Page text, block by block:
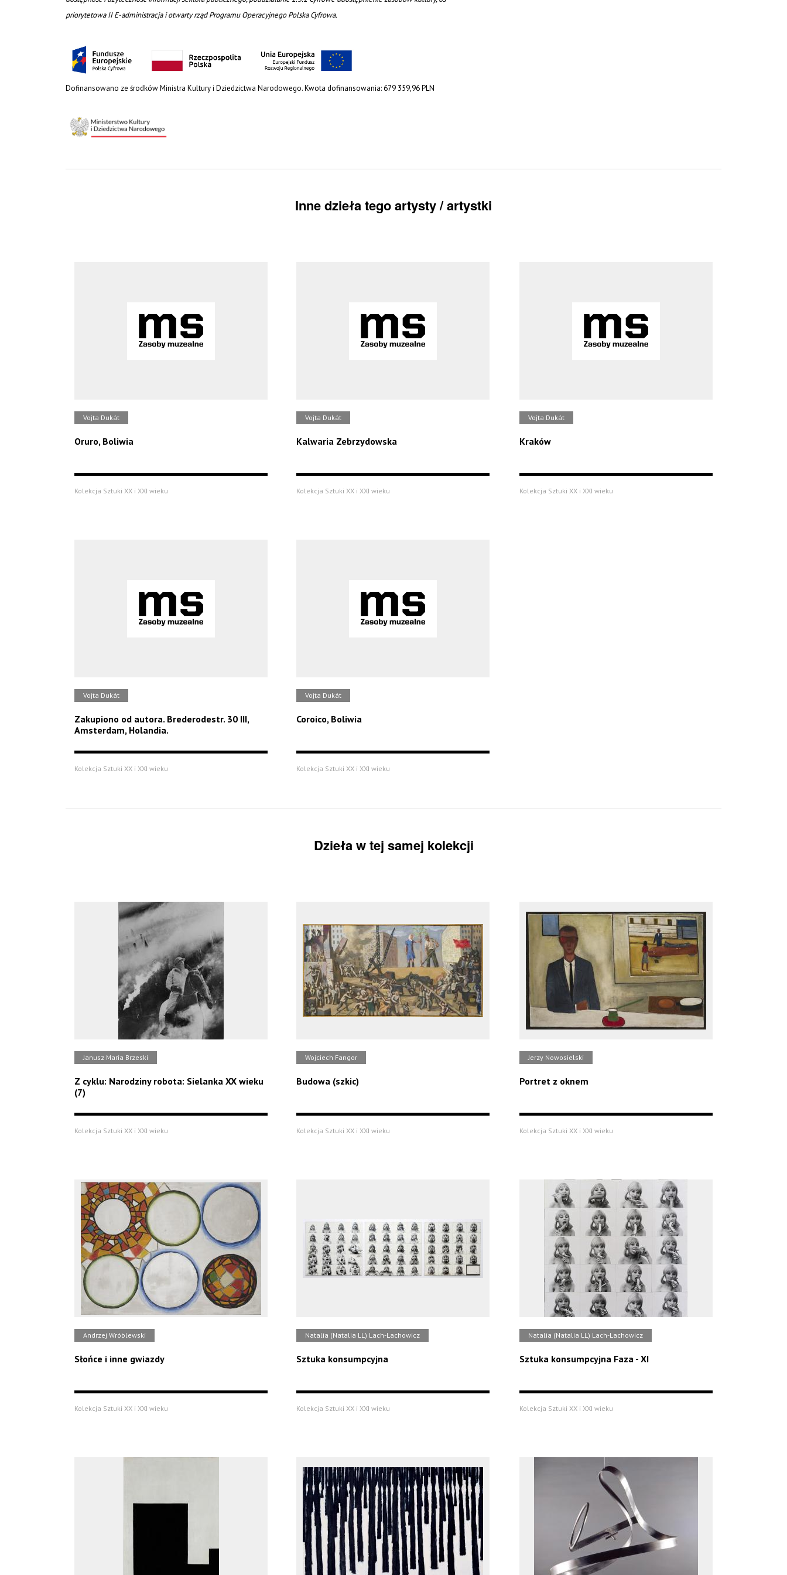
priorytetowa II E-administracja i otwarty rząd Programu Operacyjnego Polska Cyfrowa.
Dofinansowano ze środków Ministra Kultury i Dziedzictwa Narodowego. Kwota dofinansowania: 679 359,96 PLN
Inne dzieła tego artysty / artystki
Vojta Dukát
Oruro, Boliwia
Kolekcja Sztuki XX i XXI wieku
Vojta Dukát
Kalwaria Zebrzydowska
Kolekcja Sztuki XX i XXI wieku
Vojta Dukát
Kraków
Kolekcja Sztuki XX i XXI wieku
Vojta Dukát
Zakupiono od autora. Brederodestr. 30 III,
Amsterdam, Holandia.
Kolekcja Sztuki XX i XXI wieku
Vojta Dukát
Coroico, Boliwia
Kolekcja Sztuki XX i XXI wieku
Dzieła w tej samej kolekcji
Janusz Maria Brzeski
Z cyklu: Narodziny robota: Sielanka XX wieku
(7)
Kolekcja Sztuki XX i XXI wieku
Wojciech Fangor
Budowa (szkic)
Kolekcja Sztuki XX i XXI wieku
Jerzy Nowosielski
Portret z oknem
Kolekcja Sztuki XX i XXI wieku
Andrzej Wróblewski
Słońce i inne gwiazdy
Kolekcja Sztuki XX i XXI wieku
Natalia (Natalia LL) Lach-Lachowicz
Sztuka konsumpcyjna
Kolekcja Sztuki XX i XXI wieku
Natalia (Natalia LL) Lach-Lachowicz
Sztuka konsumpcyjna Faza - XI
Kolekcja Sztuki XX i XXI wieku